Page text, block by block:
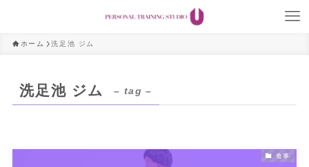
ホーム 洗足池 ジム
洗足池 ジム – tag –
食事